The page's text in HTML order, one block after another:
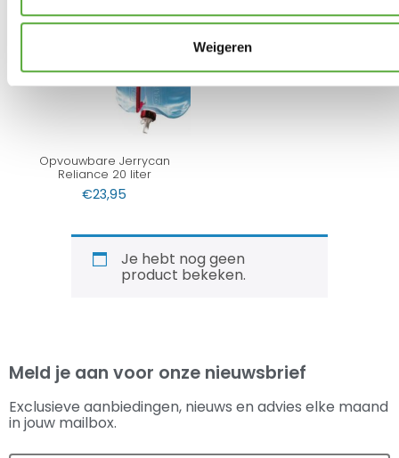
Weigeren
Opvouwbare Jerrycan
Reliance 20 liter
€23,95
Bo-Camp Anti aanbak folie
Je hebt nog geen
product bekeken.
Meld je aan voor onze nieuwsbrief
Exclusieve aanbiedingen, nieuws en advies elke maand
in jouw mailbox.